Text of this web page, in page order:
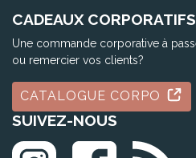
CADEAUX CORPORATIFS
Une commande corporative à
ou remercier vos clients?
CATALOGUE CORPO
SUIVEZ-NOUS